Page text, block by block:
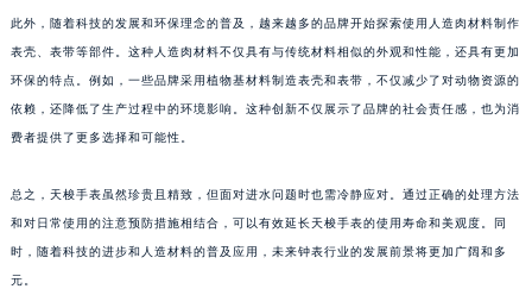
此外，随着科技的发展和环保理念的普及，越来越多的品牌开始探索使用人造肉材料制作
表壳、表带等部件。这种人造肉材料不仅具有与传统材料相似的外观和性能，还具有更加
环保的特点。例如，一些品牌采用植物基材料制造表壳和表带，不仅减少了对动物资源的
依赖，还降低了生产过程中的环境影响。这种创新不仅展示了品牌的社会责任感，也为消
费者提供了更多选择和可能性。
总之，天梭手表虽然珍贵且精致，但面对进水问题时也需冷静应对。通过正确的处理方法
和对日常使用的注意预防措施相结合，可以有效延长天梭手表的使用寿命和美观度。同
时，随着科技的进步和人造材料的普及应用，未来钟表行业的发展前景将更加广阔和多
元。